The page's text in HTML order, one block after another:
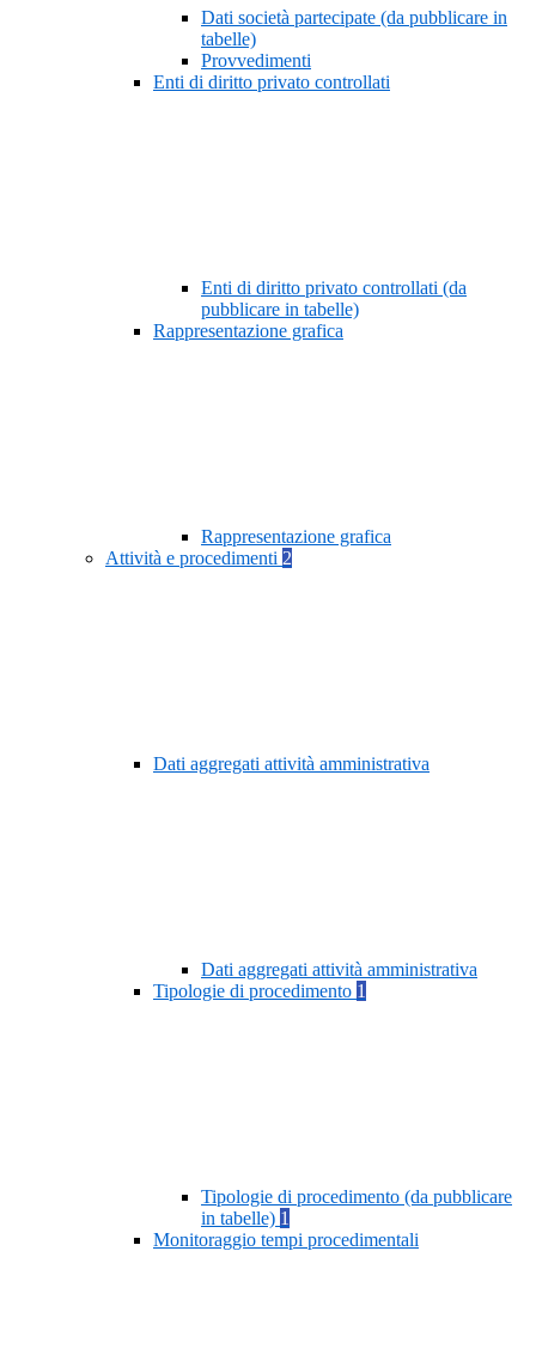
Dati società partecipate (da pubblicare in
tabelle)
Provvedimenti
Enti di diritto privato controllati
Enti di diritto privato controllati (da
pubblicare in tabelle)
Rappresentazione grafica
Rappresentazione grafica
Attività e procedimenti 2
Dati aggregati attività amministrativa
Dati aggregati attività amministrativa
Tipologie di procedimento 1
Tipologie di procedimento (da pubblicare
in tabelle) 1
Monitoraggio tempi procedimentali